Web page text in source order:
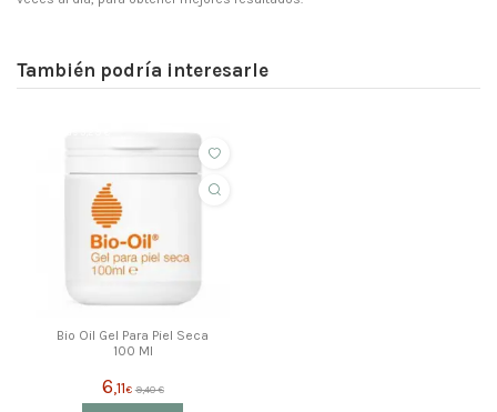
También podría interesarle
Bio Oil Gel Para Piel Seca
100 Ml
6,11€ 9,40 €